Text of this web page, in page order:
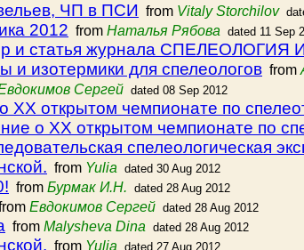
ЧП в ПСИ from Vitaly Storchilov
2012 from Наталья Рябова dated 11 Sep
и статья журнала
и изотермики для спелеологов from
Сергей dated 08 Sep 2012
XX открытом чемпионате по
о XX открытом чемпионате по
спелеологическая
from Yulia dated 30 Aug 2012
from Бурмак И.Н. dated 28 Aug 2012
Евдокимов Сергей dated 28 Aug 2012
from Malysheva Dina dated 28 Aug 2012
from Yulia dated 27 Aug 2012